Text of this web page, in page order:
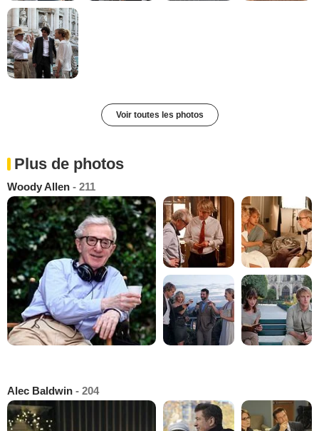
Voir toutes les photos
Plus de photos
Woody Allen - 211
Alec Baldwin - 204